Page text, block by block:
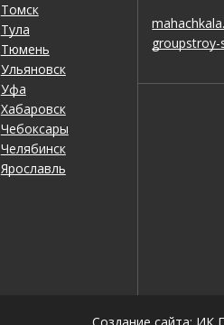
Томск
Тула
Тюмень
Ульяновск
Уфа
Хабаровск
Чебоксары
Челябинск
Ярославль
groupstroy-